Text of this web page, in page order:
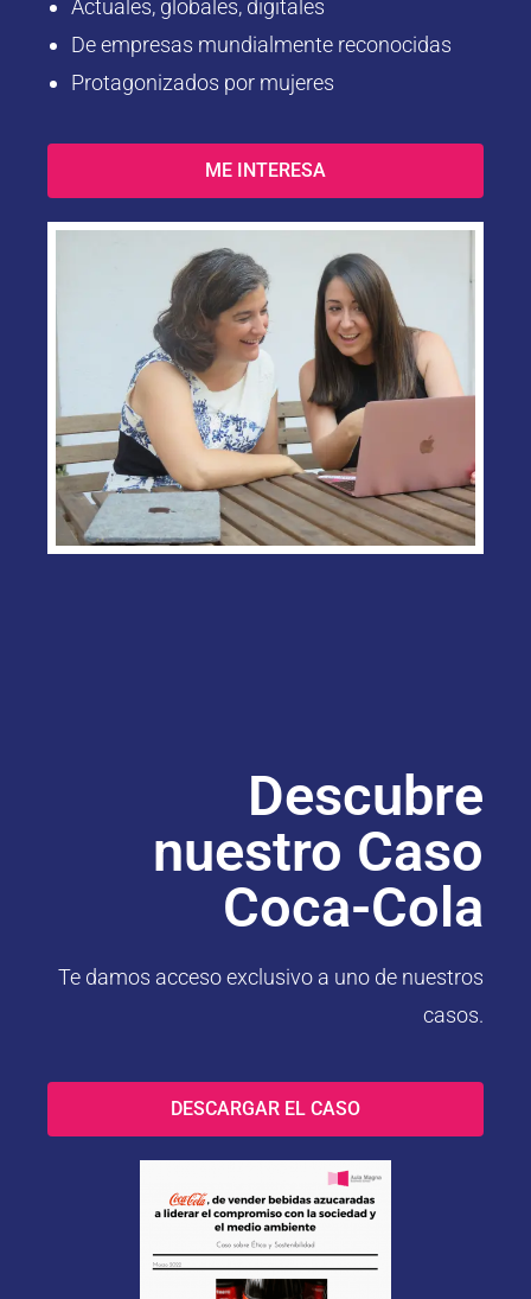
Actuales, globales, digitales
De empresas mundialmente reconocidas
Protagonizados por mujeres
ME INTERESA
Descubre
nuestro Caso
Coca-Cola
Te damos acceso exclusivo a uno de nuestros
casos.
DESCARGAR EL CASO